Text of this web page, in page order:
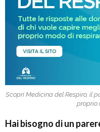
Scopri Medicina del Respiro, il
proprio
Hai bisogno di un